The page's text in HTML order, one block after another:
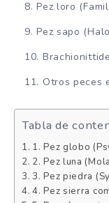
Pez loro
Pez sapo
Brachionittide
Otros peces
Tabla de
1. Pez globo
2. Pez luna
3. Pez piedra
4. Pez sierra